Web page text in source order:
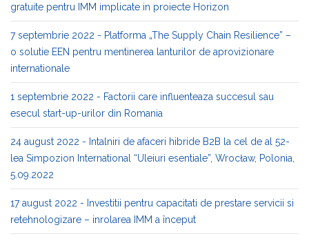
gratuite pentru IMM implicate in proiecte Horizon
7 septembrie 2022 - Platforma „The Supply Chain Resilience” –
o solutie EEN pentru mentinerea lanturilor de aprovizionare
internationale
1 septembrie 2022 - Factorii care influenteaza succesul sau
esecul start-up-urilor din Romania
24 august 2022 - Intalniri de afaceri hibride B2B la cel de al 52-
lea Simpozion International “Uleiuri esentiale”, Wrocław, Polonia,
5.09.2022
17 august 2022 - Investitii pentru capacitati de prestare servicii si
retehnologizare – inrolarea IMM a început